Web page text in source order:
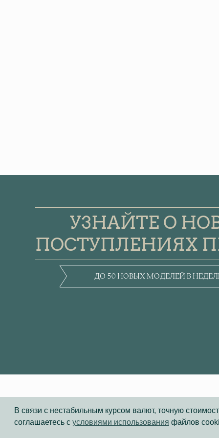
УЗНАЙТЕ О
ПОСТУПЛЕНИЯХ
ДО 50 НОВЫХ МОДЕЛЕЙ В
ЧАСОВОЙЦЕНТР
"ХРОНОСКОП"
В связи с нестабильным курсом валют, точную
соглашаетесь с условиями использования файлов